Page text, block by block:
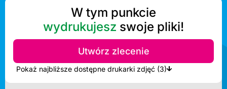
W tym punkcie
wydrukujesz swoje pliki!
Utwórz zlecenie
Pokaż najbliższe dostępne drukarki zdjęć (3)